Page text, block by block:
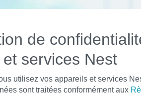
de
services Nest
utilisez vos appareils et services
sont traitées conformément aux